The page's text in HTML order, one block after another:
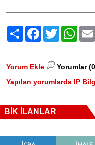
PaylaşFacebook
Twitter
Yorum Ekle
Yorumlar
Yapılan yorumlarda IP
BİK İLANLAR